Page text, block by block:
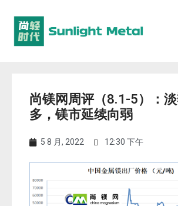
尚镁网周评（8.1-5）：
多，镁市延续向弱
5 8 月, 2022 12:30 下午